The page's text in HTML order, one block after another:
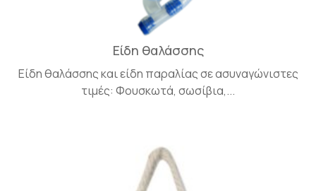
Είδη θαλάσσης
Είδη θαλάσσης και είδη παραλίας σε ασυναγώνιστες
τιμές: Φουσκωτά, σωσίβια,...